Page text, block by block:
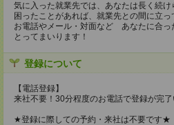
気に入った就業先では、あなたは長く続け
困ったことがあれば、就業先との間に立
お電話やメール・対面など あなたに合っ
とってまいります！
登録について
【電話登録】
来社不要！30分程度のお電話で登録が完了
★登録に際しての予約・来社は不要です★